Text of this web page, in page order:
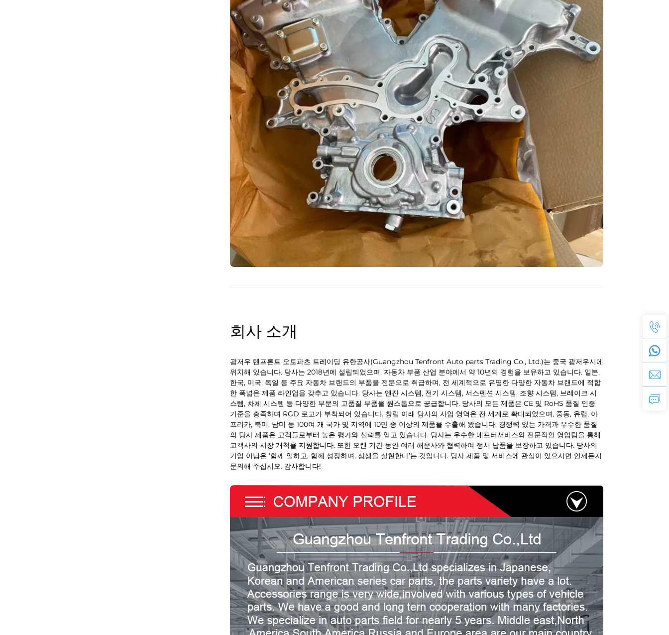
회사 소개
광저우 텐프론트 오토파츠 트레이딩 유한공사(Guangzhou Tenfront Auto parts Trading Co., Ltd.)는 중국 광저우시에
위치해 있습니다. 당사는 2018년에 설립되었으며, 자동차 부품 산업 분야에서 약 10년의 경험을 보유하고 있습니다. 일본,
한국, 미국, 독일 등 주요 자동차 브랜드의 부품을 전문으로 취급하며, 전 세계적으로 유명한 다양한 자동차 브랜드에 적합
한 폭넓은 제품 라인업을 갖추고 있습니다. 당사는 엔진 시스템, 전기 시스템, 서스펜션 시스템, 조향 시스템, 브레이크 시
스템, 차체 시스템 등 다양한 부문의 고품질 부품을 원스톱으로 공급합니다. 당사의 모든 제품은 CE 및 RoHS 품질 인증
기준을 충족하며 RGD 로고가 부착되어 있습니다. 창립 이래 당사의 사업 영역은 전 세계로 확대되었으며, 중동, 유럽, 아
프리카, 북미, 남미 등 100여 개 국가 및 지역에 10만 종 이상의 제품을 수출해 왔습니다. 경쟁력 있는 가격과 우수한 품질
의 당사 제품은 고객들로부터 높은 평가와 신뢰를 얻고 있습니다. 당사는 우수한 애프터서비스와 전문적인 영업팀을 통해
고객사의 시장 개척을 지원합니다. 또한 오랜 기간 동안 여러 해운사와 협력하여 정시 납품을 보장하고 있습니다. 당사의
기업 이념은 ‘함께 일하고, 함께 성장하며, 상생을 실현한다’는 것입니다. 당사 제품 및 서비스에 관심이 있으시면 언제든지
문의해 주십시오. 감사합니다!